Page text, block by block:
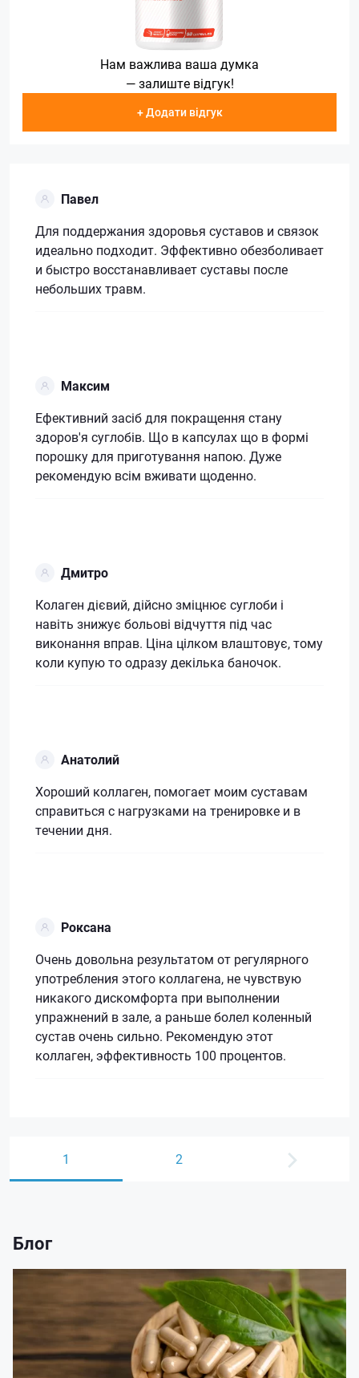
Нам важлива ваша думка
— залиште відгук!
+ Додати відгук
Павел
Для поддержания здоровья суставов и связок
идеально подходит. Эффективно обезболивает
и быстро восстанавливает суставы после
небольших травм.
Максим
Ефективний засіб для покращення стану
здоров'я суглобів. Що в капсулах що в формі
порошку для приготування напою. Дуже
рекомендую всім вживати щоденно.
Дмитро
Колаген дієвий, дійсно зміцнює суглоби і
навіть знижує больові відчуття під час
виконання вправ. Ціна цілком влаштовує, тому
коли купую то одразу декілька баночок.
Анатолий
Хороший коллаген, помогает моим суставам
справиться с нагрузками на тренировке и в
течении дня.
Роксана
Очень довольна результатом от регулярного
употребления этого коллагена, не чувствую
никакого дискомфорта при выполнении
упражнений в зале, а раньше болел коленный
сустав очень сильно. Рекомендую этот
коллаген, эффективность 100 процентов.
1 2
Блог